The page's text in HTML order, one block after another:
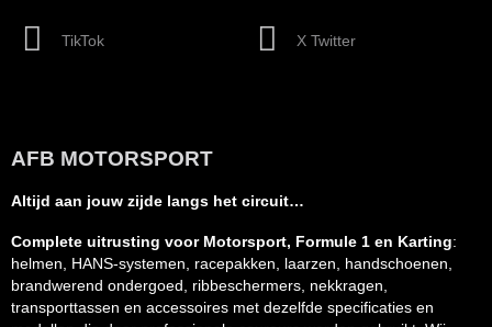
TikTok X Twitter
AFB MOTORSPORT
Altijd aan jouw zijde langs het circuit…
Complete uitrusting voor Motorsport, Formule 1 en Karting:
helmen, HANS-systemen, racepakken, laarzen, handschoenen,
brandwerend ondergoed, ribbeschermers, nekkragen,
transporttassen en accessoires met dezelfde specificaties en